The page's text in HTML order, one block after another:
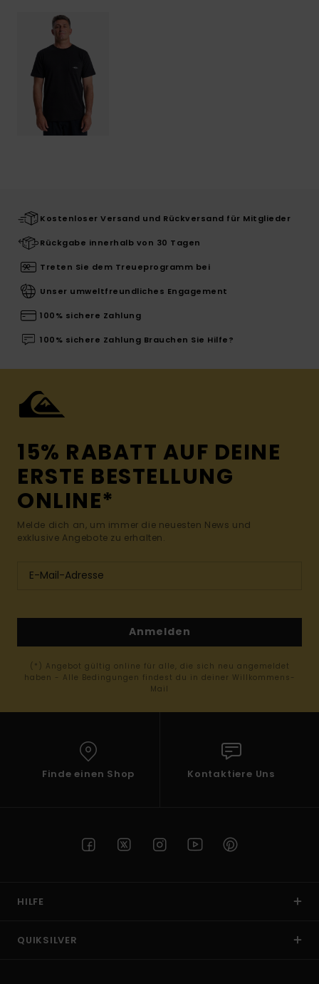
Kostenloser Versand und Rückversand für Mitglieder
Rückgabe innerhalb von 30 Tagen
Treten Sie dem Treueprogramm bei
Unser umweltfreundliches Engagement
100% sichere Zahlung
100% sichere Zahlung Brauchen Sie Hilfe?
15% RABATT AUF DEINE
ERSTE BESTELLUNG
ONLINE*
Melde dich an, um immer die neuesten News und
exklusive Angebote zu erhalten.
Anmelden
(*) Angebot gültig online für alle, die sich neu angemeldet
haben - Alle Bedingungen findest du in deiner Willkommens-
Mail
Finde einen Shop Kontaktiere Uns
HILFE
QUIKSILVER